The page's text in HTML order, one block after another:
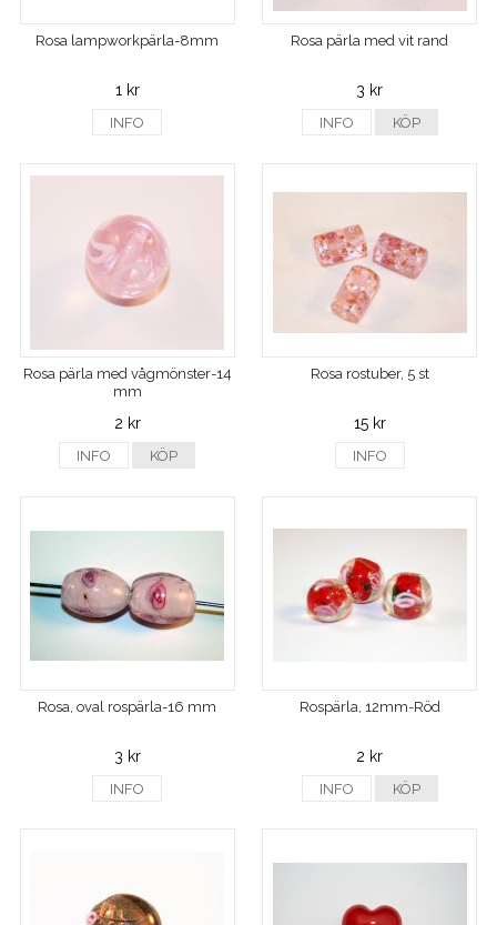
Rosa lampworkpärla-8mm
1 kr
INFO
Rosa pärla med vit rand
3 kr
INFO KÖP
Rosa pärla med vågmönster-14
mm
2 kr
INFO KÖP
Rosa rostuber, 5 st
15 kr
INFO
Rosa, oval rospärla-16 mm
3 kr
INFO
Rospärla, 12mm-Röd
2 kr
INFO KÖP